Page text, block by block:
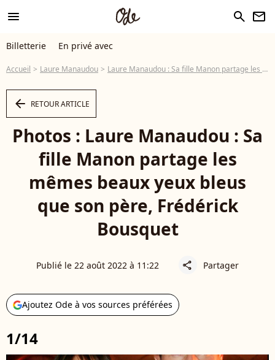
menu search newsletter
Billetterie En privé avec
Accueil Laure Manaudou Laure Manaudou : Sa fille Manon partage les mêmes beaux yeux bleus que son père, Frédérick Bousquet
arrow_left RETOUR ARTICLE
Photos : Laure Manaudou : Sa
fille Manon partage les
mêmes beaux yeux bleus
que son père, Frédérick
Bousquet
Publié le 22 août 2022 à 11:22 share Partager
Ajoutez Ode à vos sources préférées
1/14